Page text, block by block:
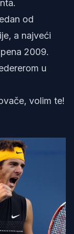
od
a najveći
2009.
u
volim te!